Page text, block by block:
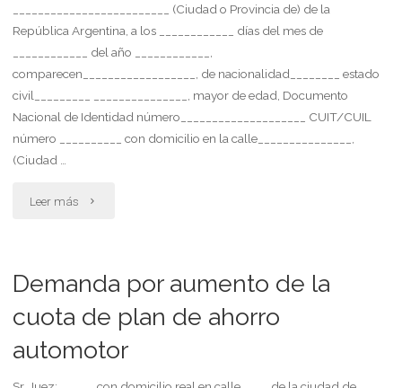
discriminación
y
suspensión
polideportivo"
para
protección
ayuda
_________________________ (Ciudad o Provincia de) de la
República Argentina, a los ____________ días del mes de
____________ del año ____________,
comparecen__________________, de nacionalidad________ estado
civil_________ _______________, mayor de edad, Documento
Nacional de Identidad número____________________ CUIT/CUIL
número __________ con domicilio en la calle_______________,
(Ciudad …
Leer más "Estatuto
asociación
civil
profesional
Demanda por aumento de la
cuota de plan de ahorro
automotor